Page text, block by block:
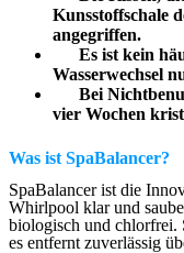
Kunsstoffschale
angegriffen.
Es ist kein
Wasserwechsel
Bei
vier Wochen
Was ist SpaBalancer?
SpaBalancer ist die
Whirlpool klar und
biologisch und chlorfrei.
es entfernt zuverlässig